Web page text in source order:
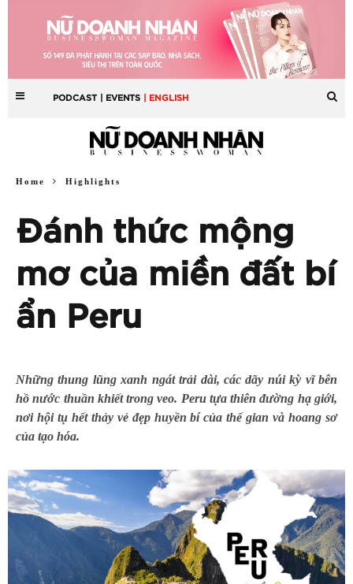
PODCAST | EVENTS | ENGLISH
Home Highlights
Đánh thức mộng
mơ của miền đất bí
ẩn Peru
Những thung lũng xanh ngát trải dài, các dãy núi kỳ vĩ bên
hồ nước thuần khiết trong veo. Peru tựa thiên đường hạ giới,
nơi hội tụ hết thảy vẻ đẹp huyền bí của thế gian và hoang sơ
của tạo hóa.